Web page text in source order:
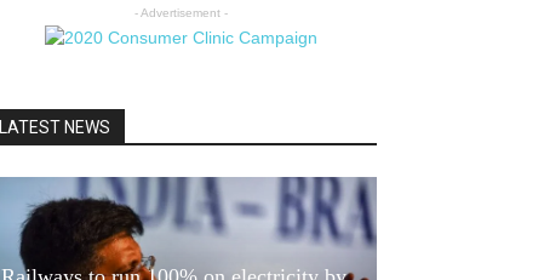
- Advertisement -
LATEST NEWS